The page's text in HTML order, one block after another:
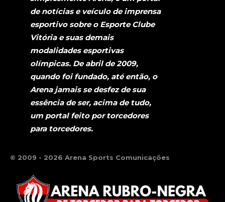
de notícias e veículo de imprensa
esportivo sobre o Esporte Clube
Vitória e suas demais
modalidades esportivas
olímpicas. De abril de 2009,
quando foi fundado, até então, o
Arena jamais se desfez de sua
essência de ser, acima de tudo,
um portal feito por torcedores
para torcedores.
© 2009 - 2026 Arena Sports Comunicações